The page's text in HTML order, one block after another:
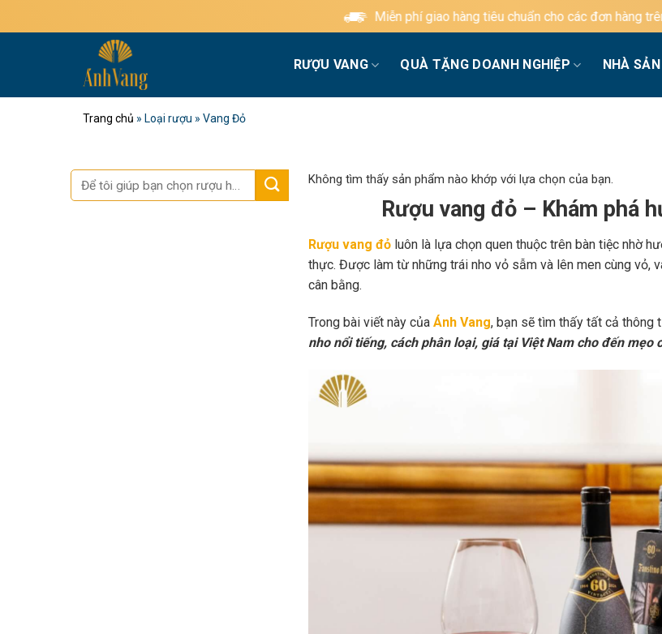
qua
Miễn phí giao hàng tiêu chuẩn cho các đơn hàng trên 600.000đ
RƯỢU VANG QUÀ TẶNG DOANH NGHIỆP NHÀ
Trang chủ » Loại rượu » Vang Đỏ
Tìm
kiếm:
Không tìm thấy sản phẩm nào khớp với lựa chọn của bạn.
Rượu vang đỏ – Khám phá
Rượu vang đỏluôn là lựa chọn quen thuộc trên bàn tiệc nhờ
thực. Được làm từ những trái nho vỏ sẫm và lên men cùng vỏ,
cân bằng.
Trong bài viết này của Ánh Vang, bạn sẽ tìm thấy tất cả thông
nho nổi tiếng, cách phân loại, giá tại Việt Nam cho đến mẹo